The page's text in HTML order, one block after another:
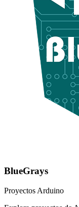
BlueGrays
Proyectos Arduino